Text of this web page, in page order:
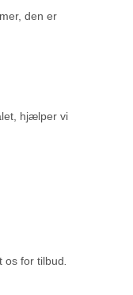
den er
hjælper vi
os for tilbud